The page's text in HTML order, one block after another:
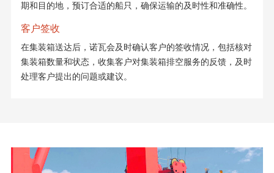
期和目的地，预订合适的船只，确保运输的及时性和准确性。
客户签收
在集装箱送达后，诺瓦会及时确认客户的签收情况，包括核对
集装箱数量和状态，收集客户对集装箱排空服务的反馈，及时
处理客户提出的问题或建议。